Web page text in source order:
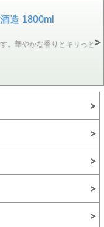
造 1800ml
。華やかな香りとキリっと